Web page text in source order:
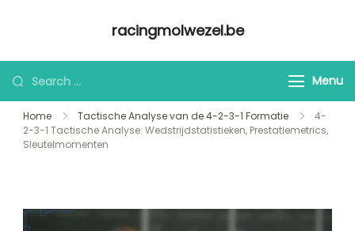
racingmolwezel.be
Looking
for
Something?
Menu
Home Tactische Analyse van de 4-2-3-1 Formatie
4-
2-3-1 Tactische Analyse: Wedstrijdstatistieken, Prestatiemetrics,
Sleutelmomenten